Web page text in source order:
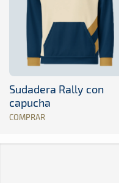
Sudadera Rally con
capucha
COMPRAR